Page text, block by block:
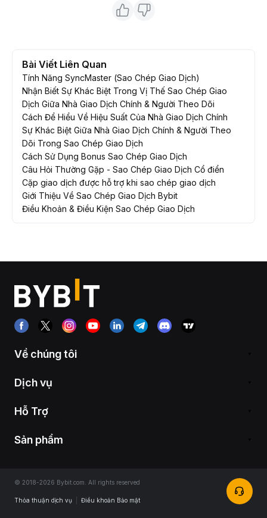
Bài Viết Liên Quan
Tính Năng SyncMaster (Sao Chép Giao Dịch)
Nhận Biết Sự Khác Biệt Trong Vị Thế Sao Chép Giao
Dịch Giữa Nhà Giao Dịch Chính & Người Theo Dõi
Cách Để Hiểu Về Hiệu Suất Của Nhà Giao Dịch Chính
Sự Khác Biệt Giữa Nhà Giao Dịch Chính & Người Theo
Dõi Trong Sao Chép Giao Dịch
Cách Sử Dụng Bonus Sao Chép Giao Dịch
Câu Hỏi Thường Gặp - Sao Chép Giao Dịch Cổ điển
Cặp giao dịch được hỗ trợ khi sao chép giao dịch
Giới Thiệu Về Sao Chép Giao Dịch Bybit
Điều Khoản & Điều Kiện Sao Chép Giao Dịch
Về chúng tôi
Dịch vụ
Hỗ Trợ
Sản phẩm
© 2018-2026 Bybit.com. All rights reserved
Thỏa thuận dịch vụ Điều khoản Bảo mật